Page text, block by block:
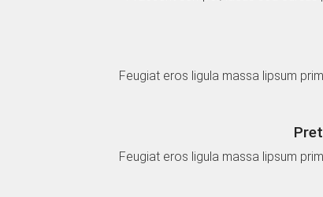
Feugiat eros ligula massa lipsum
Feugiat eros ligula massa lipsum